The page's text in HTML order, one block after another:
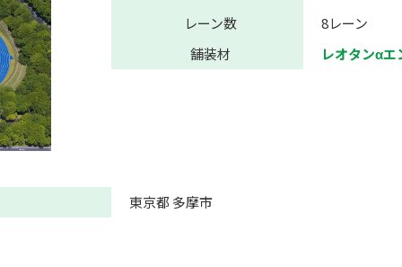
レーン数
8レーン
舗装材
レオタンαエ
東京都 多摩市